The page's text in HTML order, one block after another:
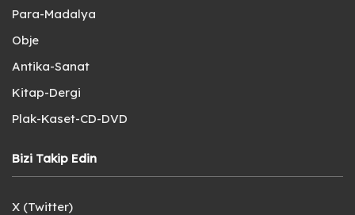
Para-Madalya
Obje
Antika-Sanat
Kitap-Dergi
Plak-Kaset-CD-DVD
Bizi Takip Edin
X (Twitter)